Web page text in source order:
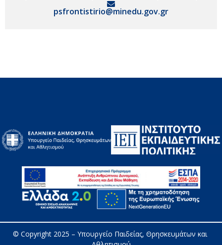
psfrontistirio@minedu.gov.gr
© Copyright 2025 – Υπουργείο Παιδείας, Θρησκευμάτων και